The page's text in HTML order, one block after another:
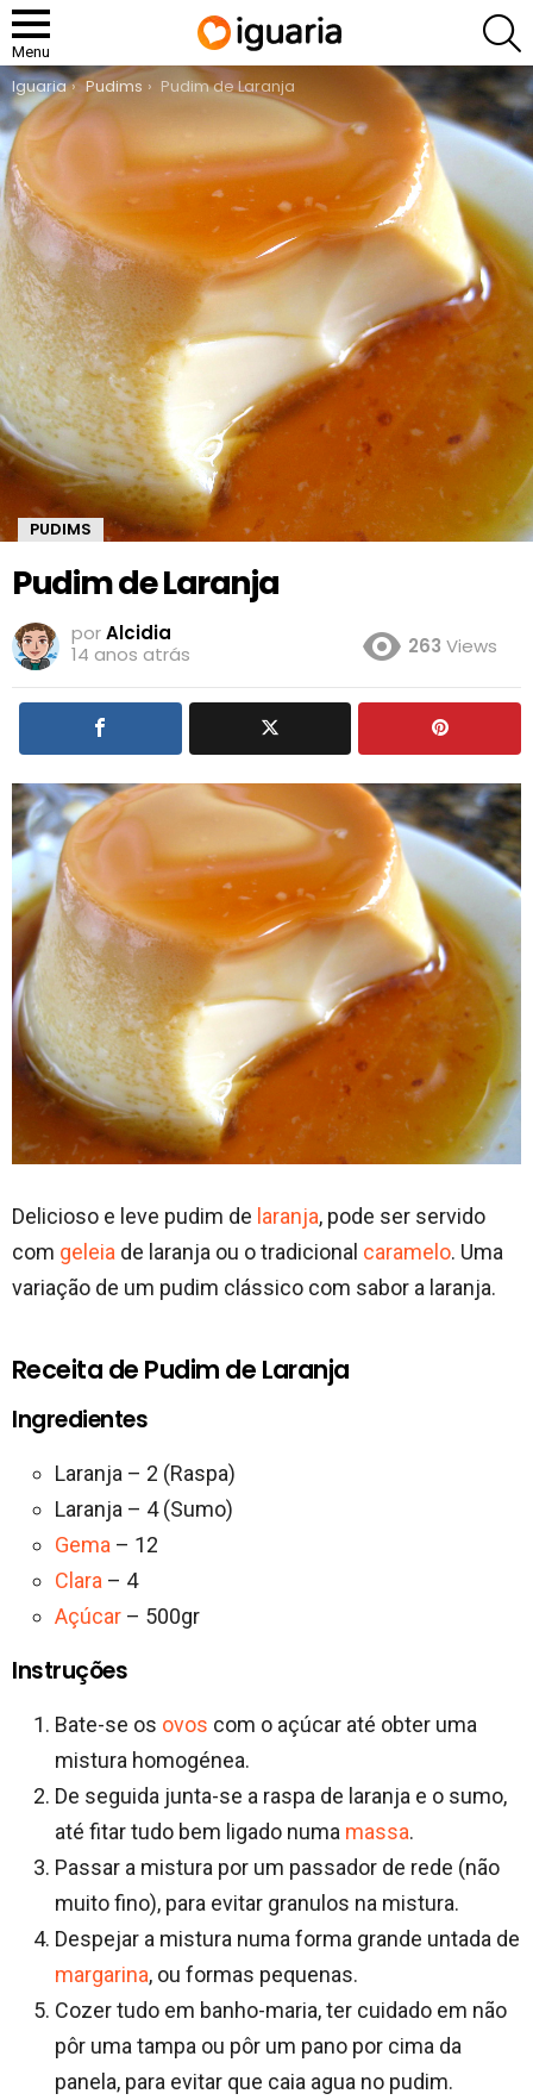
Menu
You are here:
Iguaria Pudims Pudim de Laranja
PUDIMS
Pudim de Laranja
porAlcidia
14 anos atrás
263 Views
Delicioso e leve pudim de laranja, pode ser servido
com geleia de laranja ou o tradicional caramelo. Uma
variação de um pudim clássico com sabor a laranja.
Receita de Pudim de Laranja
Ingredientes
Laranja – 2 (Raspa)
Laranja – 4 (Sumo)
Gema – 12
Clara – 4
Açúcar – 500gr
Instruções
Bate-se os ovos com o açúcar até obter uma
mistura homogénea.
De seguida junta-se a raspa de laranja e o sumo,
até fitar tudo bem ligado numa massa.
Passar a mistura por um passador de rede (não
muito fino), para evitar granulos na mistura.
Despejar a mistura numa forma grande untada de
margarina, ou formas pequenas.
Cozer tudo em banho-maria, ter cuidado em não
pôr uma tampa ou pôr um pano por cima da
panela, para evitar que caia agua no pudim.